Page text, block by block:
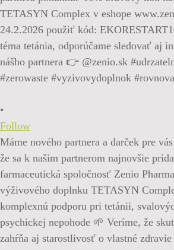
•
Follow
Máme nového partnera a darček pre
že sa k našim partnerom najnovšie
farmaceutická spoločnosť Zenio
výživového doplnku TETASYN
komplexnú podporu pri tetánii,
psychickej nepohode 🌱 Veríme, že
zahŕňa aj starostlivosť o vlastné